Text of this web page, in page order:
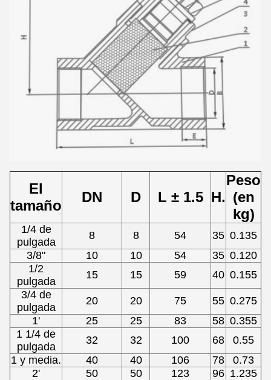
El
tamaño
DN D L ± 1.5 H.
Peso
(en
kg)
1/4 de
pulgada
8 8 54 35 0.135
3/8"
10 10 54 35 0.120
1/2
pulgada
15 15 59 40 0.155
3/4 de
pulgada
20 20 75 55 0.275
1'
25 25 83 58 0.355
1 1/4 de
pulgada
32 32 100 68
0.55
1 y media.
40 40 106 78
0.73
2'
50 50 123 96 1.235